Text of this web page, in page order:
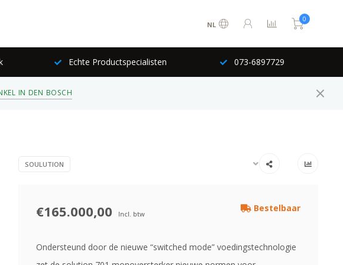
NL
0
Echte Productspecialisten 073-6897729
IN DEN BOSCH
SOULUTION
€165.000,00 Incl. btw
Bestelbaar
Ondersteund door de nieuwe “switched mode” voedingstechnologie